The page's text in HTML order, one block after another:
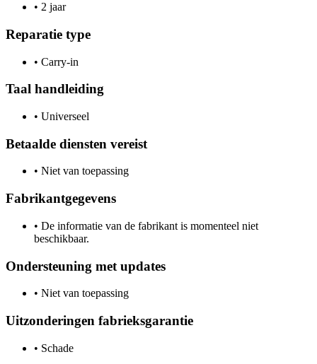
• 2 jaar
Reparatie type
• Carry-in
Taal handleiding
• Universeel
Betaalde diensten vereist
• Niet van toepassing
Fabrikantgegevens
• De informatie van de fabrikant is momenteel niet
beschikbaar.
Ondersteuning met updates
• Niet van toepassing
Uitzonderingen fabrieksgarantie
• Schade